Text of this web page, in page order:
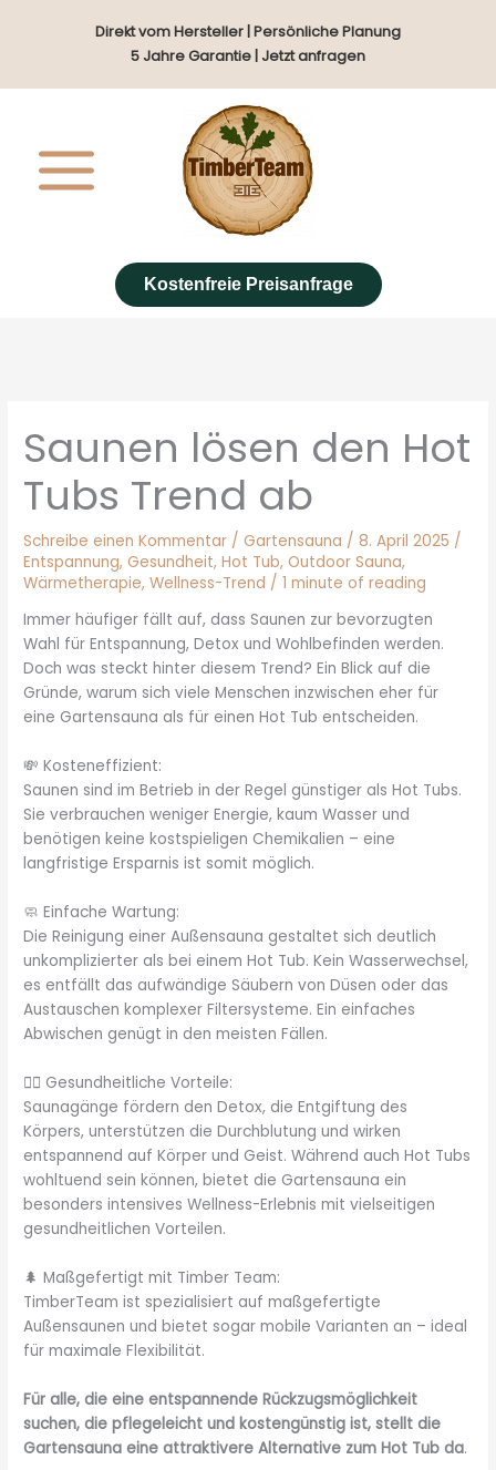
Direkt vom Hersteller | Persönliche Planung
5 Jahre Garantie | Jetzt anfragen
Kostenfreie Preisanfrage
Saunen lösen den Hot
Tubs Trend ab
Schreibe einen Kommentar / Gartensauna / 8. April 2025 /
Entspannung, Gesundheit,Hot Tub, Outdoor Sauna,
Wärmetherapie,Wellness-Trend /1 minute of reading
Immer häufiger fällt auf, dass Saunen zur bevorzugten
Wahl für Entspannung, Detox und Wohlbefinden werden.
Doch was steckt hinter diesem Trend? Ein Blick auf die
Gründe, warum sich viele Menschen inzwischen eher für
eine Gartensauna als für einen Hot Tub entscheiden.
💸 Kosteneffizient:
Saunen sind im Betrieb in der Regel günstiger als Hot Tubs.
Sie verbrauchen weniger Energie, kaum Wasser und
benötigen keine kostspieligen Chemikalien – eine
langfristige Ersparnis ist somit möglich.
🧼 Einfache Wartung:
Die Reinigung einer Außensauna gestaltet sich deutlich
unkomplizierter als bei einem Hot Tub. Kein Wasserwechsel,
es entfällt das aufwändige Säubern von Düsen oder das
Austauschen komplexer Filtersysteme. Ein einfaches
Abwischen genügt in den meisten Fällen.
💆‍♀️ Gesundheitliche Vorteile:
Saunagänge fördern den Detox, die Entgiftung des
Körpers, unterstützen die Durchblutung und wirken
entspannend auf Körper und Geist. Während auch Hot Tubs
wohltuend sein können, bietet die Gartensauna ein
besonders intensives Wellness-Erlebnis mit vielseitigen
gesundheitlichen Vorteilen.
🌲 Maßgefertigt mit Timber Team:
TimberTeam ist spezialisiert auf maßgefertigte
Außensaunen und bietet sogar mobile Varianten an – ideal
für maximale Flexibilität.
Für alle, die eine entspannende Rückzugsmöglichkeit
suchen, die pflegeleicht und kostengünstig ist, stellt die
Gartensauna eine attraktivere Alternative zum Hot Tub da.